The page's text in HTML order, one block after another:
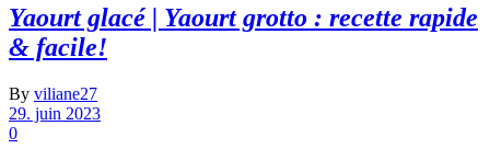
Yaourt glacé | Yaourt grotto : recette rapide
& facile!
By viliane27
29. juin 2023
0